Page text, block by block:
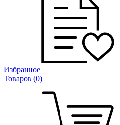
Избранное
Товаров (0)